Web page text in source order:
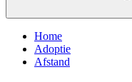
Home
Adoptie
Afstand